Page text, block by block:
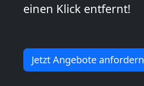
einen Klick entfernt!
Jetzt Angebote anfordern
Möbeltransport
Beiladung